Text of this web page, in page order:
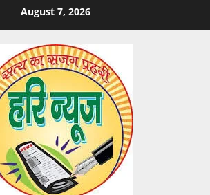
August 7, 2026